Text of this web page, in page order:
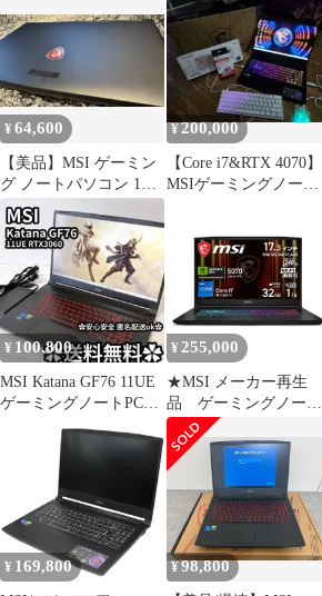
ラック)
[KATANA15HXB14WF
K3259JP](メーカー3か
月保証)
¥64,600
【美品】MSI ゲーミン
グ ノートパソコン 1TB
HDD+256 SSD
¥200,000
【Core i7&RTX 4070】
MSIゲーミングノート
¥ 100,800
MSI Katana GF76 11UE
ゲーミングノートPC
¥ 255,000
★MSI メーカー再生
品 ゲーミングノート
Katana 17 HX B14WGK-
6559JP ++
¥ 169,800 ¥98,800